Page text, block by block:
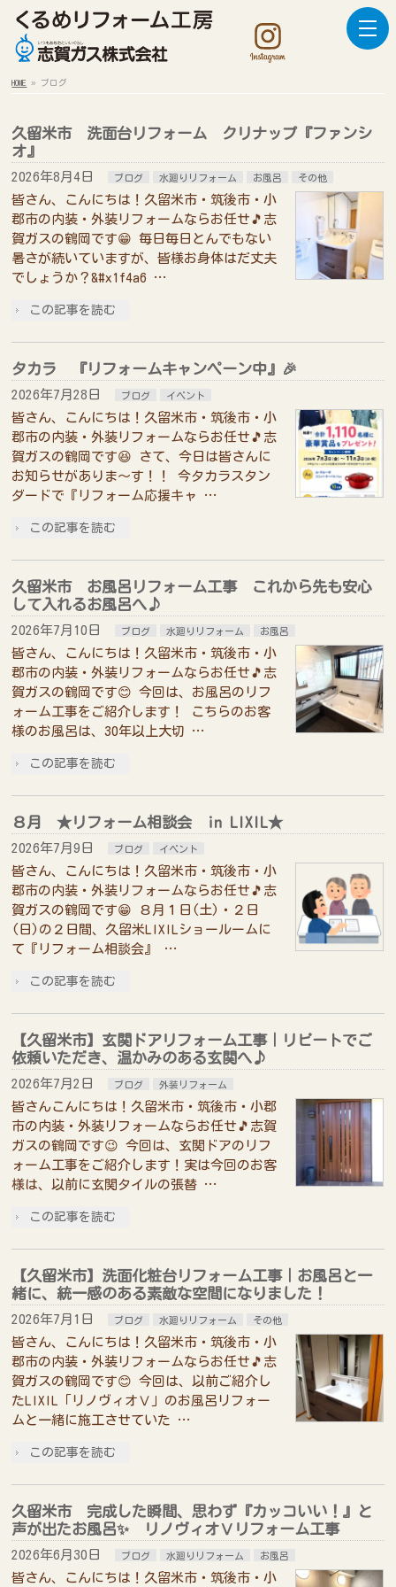
HOME » ブログ
久留米市 洗面台リフォーム クリナップ『ファンシ
オ』
2026年8月4日 ブログ 水廻りリフォーム お風呂 その他
皆さん、こんにちは！久留米市・筑後市・小
郡市の内装・外装リフォームならお任せ🎵志
賀ガスの鶴岡です😁 毎日毎日とんでもない
暑さが続いていますが、皆様お身体はだ丈夫
でしょうか？&#x1f4a6 …
この記事を読む
タカラ 『リフォームキャンペーン中』🎉
2026年7月28日 ブログ イベント
皆さん、こんにちは！久留米市・筑後市・小
郡市の内装・外装リフォームならお任せ🎵志
賀ガスの鶴岡です😆 さて、今日は皆さんに
お知らせがありま～す！！ 今タカラスタン
ダードで『リフォーム応援キャ …
この記事を読む
久留米市 お風呂リフォーム工事 これから先も安心
して入れるお風呂へ♪
2026年7月10日 ブログ 水廻りリフォーム お風呂
皆さん、こんにちは！久留米市・筑後市・小
郡市の内装・外装リフォームならお任せ🎵志
賀ガスの鶴岡です😊 今回は、お風呂のリフ
ォーム工事をご紹介します！ こちらのお客
様のお風呂は、30年以上大切 …
この記事を読む
８月 ★リフォーム相談会 in LIXIL★
2026年7月9日 ブログ イベント
皆さん、こんにちは！久留米市・筑後市・小
郡市の内装・外装リフォームならお任せ🎵志
賀ガスの鶴岡です😁 ８月１日(土)・２日
(日)の２日間、久留米LIXILショールームに
て『リフォーム相談会』 …
この記事を読む
【久留米市】玄関ドアリフォーム工事｜リピートでご
依頼いただき、温かみのある玄関へ♪
2026年7月2日 ブログ 外装リフォーム
皆さんこんにちは！久留米市・筑後市・小郡
市の内装・外装リフォームならお任せ🎵志賀
ガスの鶴岡です😉 今回は、玄関ドアのリフ
ォーム工事をご紹介します！実は今回のお客
様は、以前に玄関タイルの張替 …
この記事を読む
【久留米市】洗面化粧台リフォーム工事｜お風呂と一
緒に、統一感のある素敵な空間になりました！
2026年7月1日 ブログ 水廻りリフォーム その他
皆さん、こんにちは！久留米市・筑後市・小
郡市の内装・外装リフォームならお任せ🎵志
賀ガスの鶴岡です😊 今回は、以前ご紹介し
たLIXIL「リノヴィオⅤ」のお風呂リフォー
ムと一緒に施工させていた …
この記事を読む
久留米市 完成した瞬間、思わず『カッコいい！』と
声が出たお風呂✨ リノヴィオⅤリフォーム工事
2026年6月30日 ブログ 水廻りリフォーム お風呂
皆さん、こんにちは！久留米市・筑後市・小